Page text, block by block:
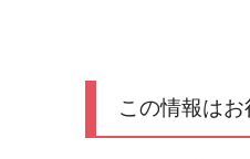
この情報は